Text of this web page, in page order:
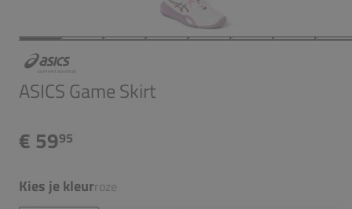
ASICS Game Skirt
€ 5995
Kies je kleurroze